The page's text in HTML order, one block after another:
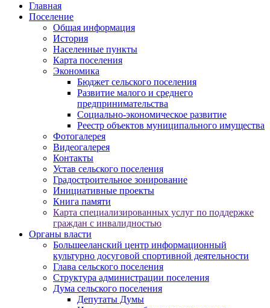
Главная
Поселение
Общая информация
История
Населенные пункты
Карта поселения
Экономика
Бюджет сельского поселения
Развитие малого и среднего
предпринимательства
Социально-экономическое развитие
Реестр объектов муниципального имущества
Фотогалерея
Видеогалерея
Контакты
Устав сельского поселения
Градостроительное зонирование
Инициативные проекты
Книга памяти
Карта специализированных услуг по поддержке
граждан с инвалидностью
Органы власти
Большееланский центр информационный
культурно досуговой спортивной деятельности
Глава сельского поселения
Структура администрации поселения
Дума сельского поселения
Депутаты Думы